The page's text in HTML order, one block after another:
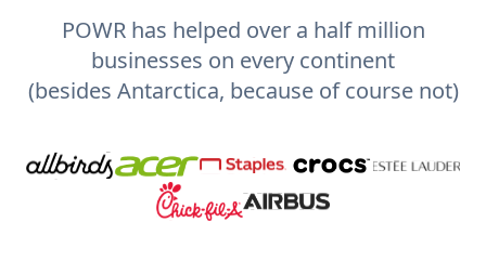
POWR has helped over a half million
businesses on every continent
(besides Antarctica, because of course not)